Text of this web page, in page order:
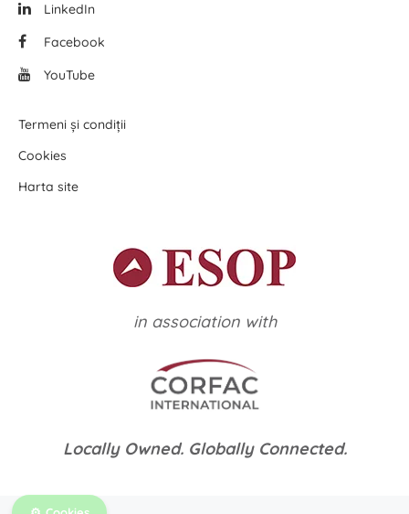
LinkedIn
Facebook
YouTube
Termeni și condiții
Cookies
Harta site
in association with
Locally Owned. Globally Connected.